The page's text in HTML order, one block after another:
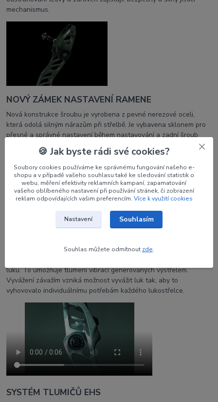
mechanismus.
NOVÝ ZÁMEK NASTAVENÍ RAMENE
Nová konstrukce šroubu je vyrobena z pevné nerezové oceli,
která odolá silným nárazům při střelbě. Je vybavena sklonem pro
přesné a správné nastavení během nastavování a zadní šroub
zajišťuje silný a bezpečný zámek.
Zadní část středu luku je navržena tak, aby umožňovalo montáž
luku. To umožňuje tlumení vibrací generovaných výstřelem.
Vyvážení závažím vzniká možnost vyvážit luk tak, aby to
vyhovovalo individuálnímu potřebám každého lukostřelce.
SYSTÉM TLUMIČŮ EHS
🍪 Jak byste rádi své cookies?
Soubory cookies používáme ke správnému fungování našeho e-
shopu a v případě vašeho souhlasu také ke sledování statistik o
webu, měření efektivity reklamních kampaní, zapamatování
vašeho oblíbeného nastavení při používání stránek, či zobrazení
reklam odpovídajících vašim preferencím. Více k využití cookies
Nastavení Souhlasím
Souhlas můžete odmítnout zde.